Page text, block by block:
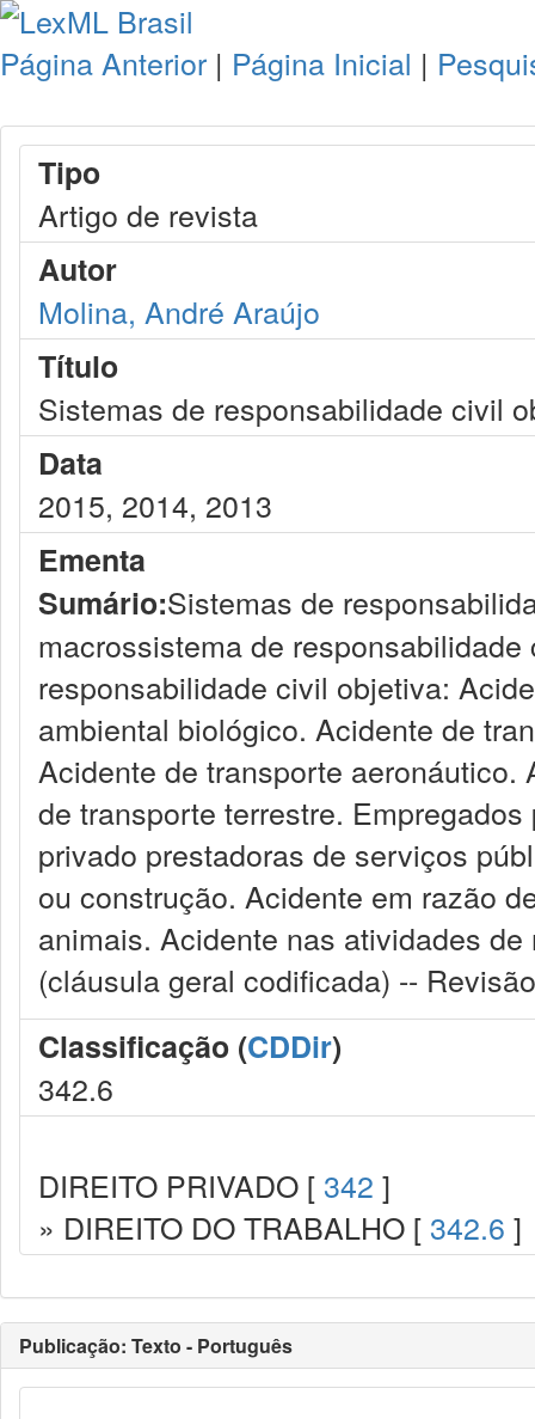
Página Anterior | Página Inicial |
Tipo
Artigo de revista
Autor
Molina, André Araújo
Título
Sistemas de responsabilidade civil
Data
2015, 2014, 2013
Ementa
Sumário:Sistemas de
macrossistema de
responsabilidade civil objetiva:
ambiental biológico. Acidente de
Acidente de transporte
de transporte terrestre.
privado prestadoras de serviços
ou construção. Acidente em razão
animais. Acidente nas atividades
(cláusula geral codificada) --
Classificação (CDDir)
342.6
DIREITO PRIVADO [ 342 ]
» DIREITO DO TRABALHO [ 342.6 ]
Publicação: Texto - Português